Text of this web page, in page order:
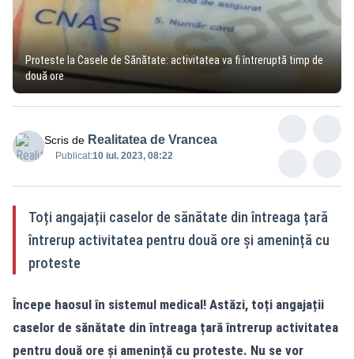
Proteste la Casele de Sănătate: activitatea va fi întreruptă timp de
două ore
Scris de Realitatea de Vrancea
Publicat:10 iul. 2023, 08:22
Toți angajații caselor de sănătate din întreaga țară
întrerup activitatea pentru două ore și amenință cu
proteste
Începe haosul în sistemul medical! Astăzi, toți angajații
caselor de sănătate din întreaga țară întrerup activitatea
pentru două ore și amenință cu proteste. Nu se vor